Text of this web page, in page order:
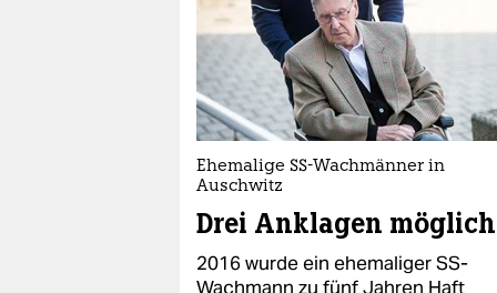
Ehemalige SS-Wachmänner in
Auschwitz
Drei Anklagen möglich
2016 wurde ein ehemaliger SS-
Wachmann zu fünf Jahren Haft